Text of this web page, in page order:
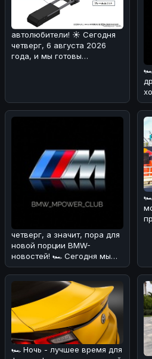
автолюбители! ☀️ Сегодня
четверг, 6 августа 2026
года, и мы готовы
четверг, а значит, пора для
новой порции BMW-
новостей! 🏎 Сегодня мы
поговорим о довольно
курьёзном
🏎 Ночь - лучшее время для